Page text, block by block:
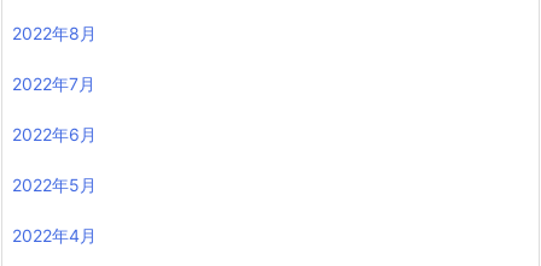
2022年8月
2022年7月
2022年6月
2022年5月
2022年4月